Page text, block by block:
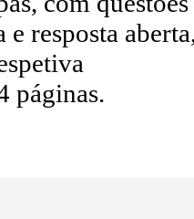
resposta
páginas.